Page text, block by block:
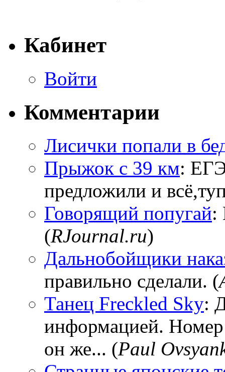
Кабинет
Войти
Комментарии
Лисички попали в
Прыжок с 39 км:
предложили и
Говорящий попугай:
(RJournal.ru)
Дальнобойщики
правильно сделали. (
Танец Freckled Sky:
информацией.
он же... (Paul